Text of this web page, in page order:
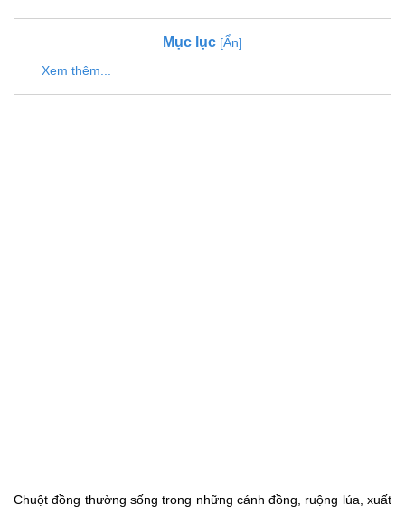
Mục lục [Ẩn]
Xem thêm...
Chuột đồng thường sống trong những cánh đồng, ruộng lúa, xuất